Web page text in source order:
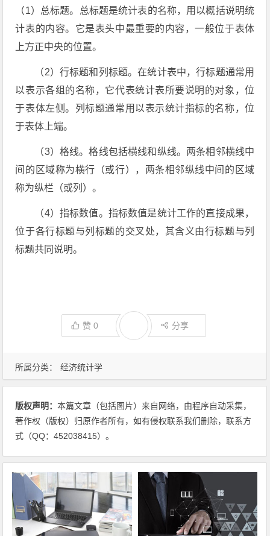
（1）总标题。总标题是统计表的名称，用以概括说明统
计表的内容。它是表头中最重要的内容，一般位于表体
上方正中央的位置。
（2）行标题和列标题。在统计表中，行标题通常用
以表示各组的名称，它代表统计表所要说明的对象，位
于表体左侧。列标题通常用以表示统计指标的名称，位
于表体上端。
（3）格线。格线包括横线和纵线。两条相邻横线中
间的区域称为横行（或行），两条相邻纵线中间的区域
称为纵栏（或列）。
（4）指标数值。指标数值是统计工作的直接成果，
位于各行标题与列标题的交叉处，其含义由行标题与列
标题共同说明。
赞0 分享
所属分类： 经济统计学
版权声明：本篇文章（包括图片）来自网络，由程序自动采集，
著作权（版权）归原作者所有，如有侵权联系我们删除，联系方
式（QQ：452038415）。